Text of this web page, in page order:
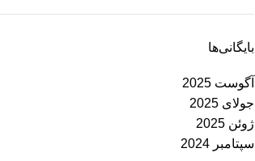
بایگانی‌ها
آگوست 2025
جولای 2025
ژوئن 2025
سپتامبر 2024